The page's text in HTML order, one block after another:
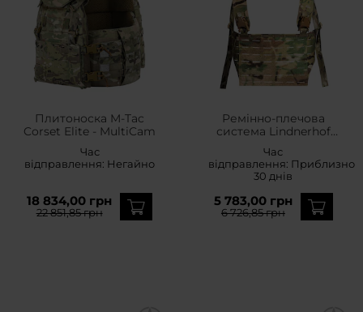
Плитоноска M-Tac
Corset Elite - MultiCam
Час
відправлення: Негайно
18 834,00 грн
22 851,85 грн
Ремінно-плечова
система Lindnerhof
MultiCam
Час
відправлення: Приблизно
30 днів
5 783,00 грн
6 726,85 грн